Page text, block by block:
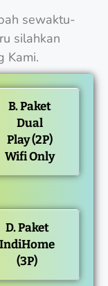
sewaktu-
silahkan
Kami.
B. Paket
Dual
Play (2P)
Wifi Only
D. Paket
IndiHome
(3P)